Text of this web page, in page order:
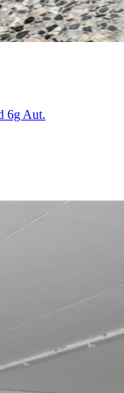
6g Aut.